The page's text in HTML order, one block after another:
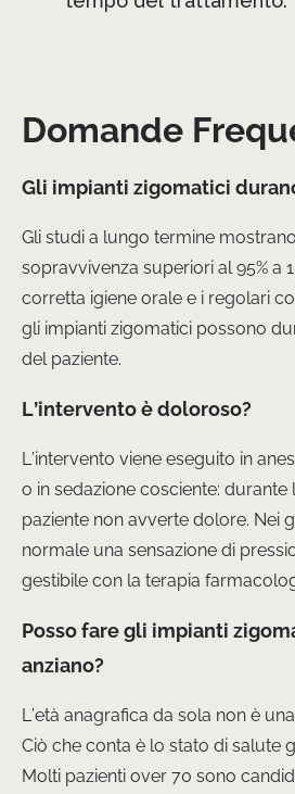
Domande
Gli impianti zigomatici
Gli studi a lungo termine
sopravvivenza superiori al 95% a
corretta igiene orale e i regolari
gli impianti zigomatici possono
del paziente.
L’intervento è doloroso?
L’intervento viene eseguito in
o in sedazione cosciente:
paziente non avverte dolore. Nei
normale una sensazione di
gestibile con la terapia
Posso fare gli impianti
anziano?
L’età anagrafica da sola non è
Ciò che conta è lo stato di salute
Molti pazienti over 70 sono